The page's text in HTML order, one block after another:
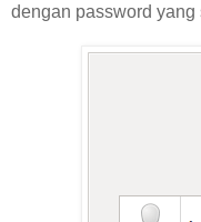
dengan password yang